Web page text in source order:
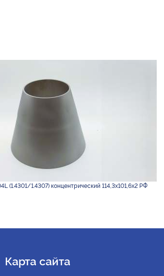
(1.4301/1.4307) концентрический 114,3х101,6х2 РФ
Карта сайта